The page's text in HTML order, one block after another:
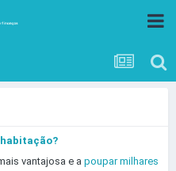
vantajosa e a poupar milhares